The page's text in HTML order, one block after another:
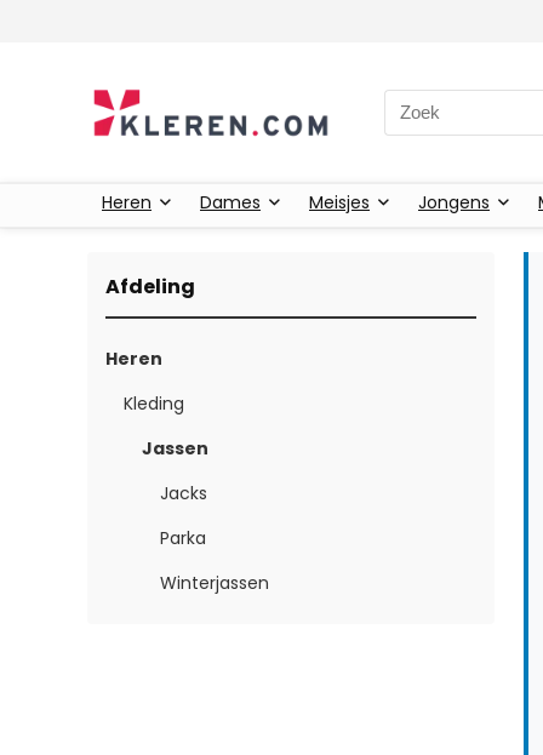
Zoeken naar:
Heren Dames Meisjes Jongens
Afdeling
Heren
Kleding
Jassen
Jacks
Parka
Winterjassen